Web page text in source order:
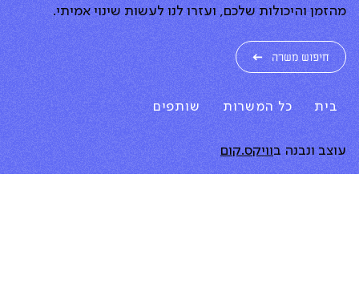
מהזמן והיכולות שלכם, ועזרו לנו לעשות שינוי אמיתי.
חיפוש משרה
בית כל המשרות שותפים
עוצב ונבנה בוויקס.קום